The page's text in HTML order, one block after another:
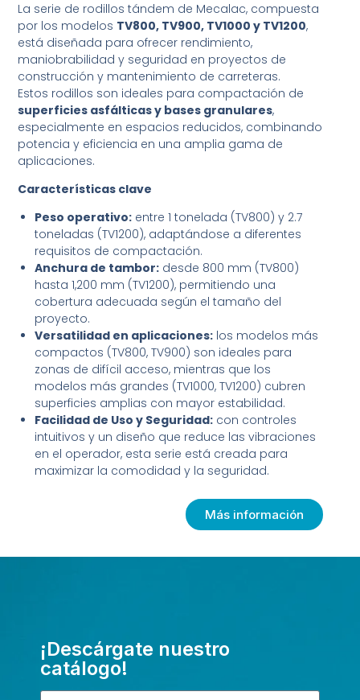
La serie de rodillos tándem de Mecalac, compuesta
por los modelos TV800, TV900, TV1000 y TV1200,
está diseñada para ofrecer rendimiento,
maniobrabilidad y seguridad en proyectos de
construcción y mantenimiento de carreteras.
Estos rodillos son ideales para compactación de
superficies asfálticas y bases granulares,
especialmente en espacios reducidos, combinando
potencia y eficiencia en una amplia gama de
aplicaciones.
Características clave
Peso operativo: entre 1 tonelada (TV800) y 2.7
toneladas (TV1200), adaptándose a diferentes
requisitos de compactación.
Anchura de tambor: desde 800 mm (TV800)
hasta 1,200 mm (TV1200), permitiendo una
cobertura adecuada según el tamaño del
proyecto.
Versatilidad en aplicaciones: los modelos más
compactos (TV800, TV900) son ideales para
zonas de difícil acceso, mientras que los
modelos más grandes (TV1000, TV1200) cubren
superficies amplias con mayor estabilidad.
Facilidad de Uso y Seguridad: con controles
intuitivos y un diseño que reduce las vibraciones
en el operador, esta serie está creada para
maximizar la comodidad y la seguridad.
Más información
¡Descárgate nuestro
catálogo!